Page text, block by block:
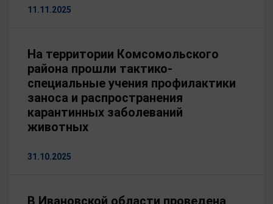
11.11.2025
На территории Комсомольского
района прошли тактико-
специальные учения профилактики
заноса и распространения
карантинных заболеваний
животных
31.10.2025
В Ивановской области проведена